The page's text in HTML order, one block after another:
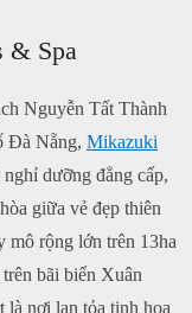
& Spa
Nguyễn Tất Thành
Đà Nẵng, Mikazuki
dưỡng đẳng cấp,
giữa vẻ đẹp thiên
rộng lớn trên 13ha
bãi biển Xuân
nơi lan tỏa tinh hoa